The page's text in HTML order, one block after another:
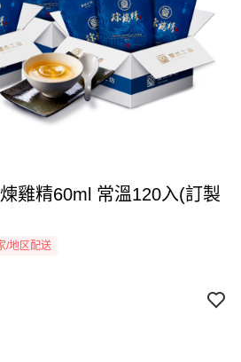
雞精60ml 常溫120入(訂製
/地区配送